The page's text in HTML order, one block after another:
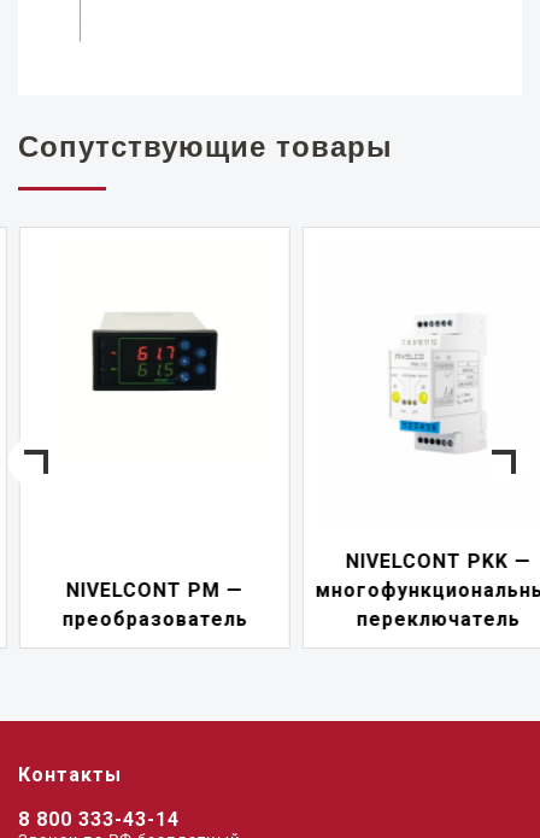
Сопутствующие товары
NIVELCONT PM —
преобразователь
NIVELCONT PKK —
переключатель
Контакты
8 800 333-43-14